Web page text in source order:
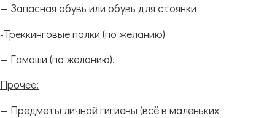
— Запасная обувь или обувь для стоянки
-Треккинговые палки (по желанию)
— Гамаши (по желанию).
Прочее:
— Предметы личной гигиены (всё в маленьких